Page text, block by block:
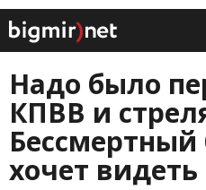
Надо было
КПВВ и
хочет видеть